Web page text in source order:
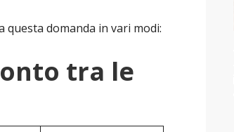
questa domanda in vari modi:
tra le